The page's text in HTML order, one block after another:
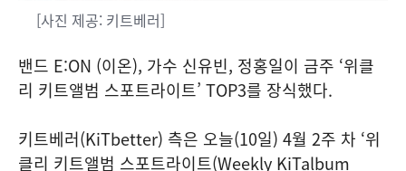
[사진 제공: 키트베러]
밴드 E:ON (이온), 가수 신유빈, 정홍일이 금주 ‘위클
리 키트앨범 스포트라이트’ TOP3를 장식했다.
키트베러(KiTbetter) 측은 오늘(10일) 4월 2주 차 ‘위
클리 키트앨범 스포트라이트(Weekly KiTalbum